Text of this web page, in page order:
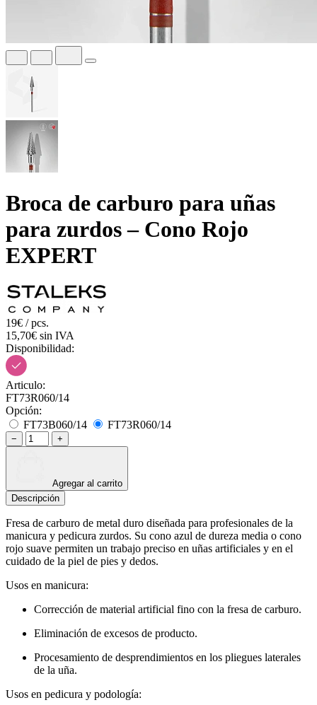
Broca de carburo para uñas
para zurdos – Cono Rojo
EXPERT
19€ / pcs.
15,70€ sin IVA
Disponibilidad:
Articulo:
FT73R060/14
Opción:
FT73B060/14
FT73R060/14
− +
Agregar al carrito
Descripción
Fresa de carburo de metal duro diseñada para profesionales de la
manicura y pedicura zurdos. Su cono azul de dureza media o cono
rojo suave permiten un trabajo preciso en uñas artificiales y en el
cuidado de la piel de pies y dedos.
Usos en manicura:
Corrección de material artificial fino con la fresa de carburo.
Eliminación de excesos de producto.
Procesamiento de desprendimientos en los pliegues laterales
de la uña.
Usos en pedicura y podología: